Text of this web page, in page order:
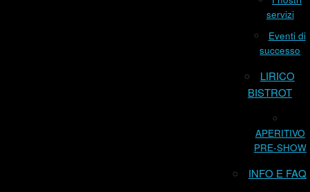
servizi
Eventi di
successo
LIRICO
BISTROT
APERITIVO
PRE-SHOW
INFO E FAQ